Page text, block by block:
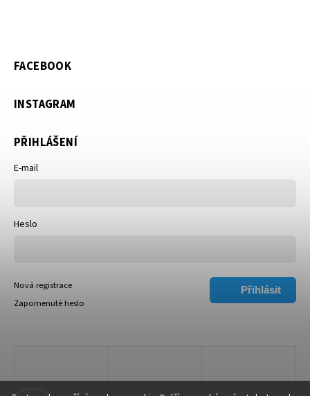
FACEBOOK
INSTAGRAM
PŘIHLÁŠENÍ
E-mail
Heslo
Přihlásit
Nová registrace
Zapomenuté heslo